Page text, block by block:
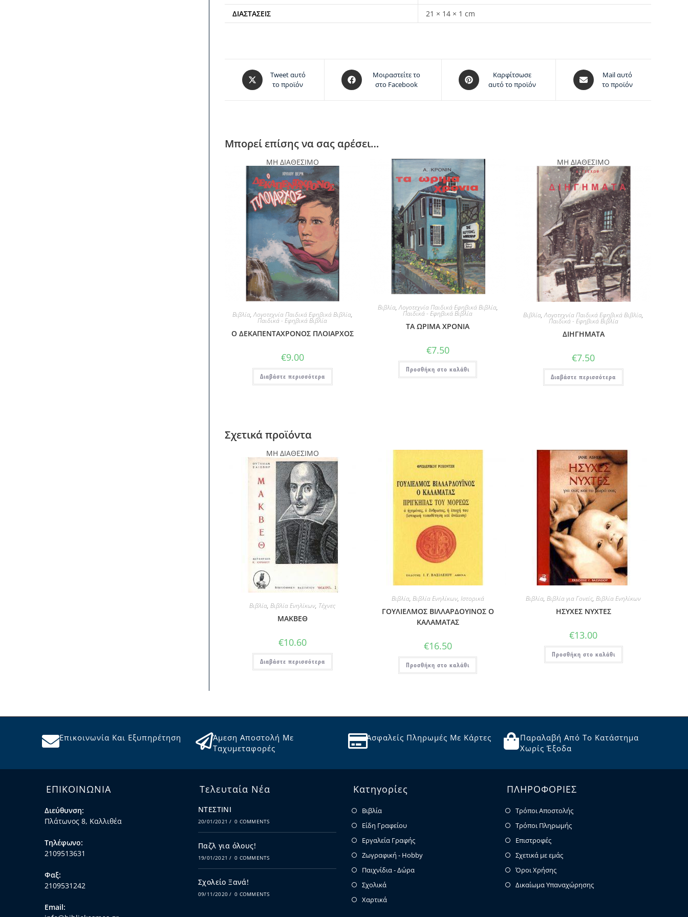
ΔΙΑΣΤΆΣΕΙΣ
21 × 14 × 1 cm
Tweet αυτό
το προϊόν
Μοιραστείτε το
στο Facebook
Καρφίτσωσε
αυτό το προϊόν
Mail αυτό
το προϊόν
Μπορεί επίσης να σας αρέσει…
ΜΗ ΔΙΑΘΕΣΙΜΟ
Βιβλία,Λογοτεχνία Παιδικά Εφηβικά Βιβλία,
Παιδικά - Εφηβικά Βιβλία
Ο ΔΕΚΑΠΕΝΤΑΧΡΟΝΟΣ ΠΛΟΙΑΡΧΟΣ
€9.00
Διαβάστε περισσότερα
Βιβλία,Λογοτεχνία Παιδικά Εφηβικά Βιβλία,
Παιδικά - Εφηβικά Βιβλία
ΤΑ ΩΡΙΜΑ ΧΡΟΝΙΑ
€7.50
Προσθήκη στο καλάθι
ΜΗ ΔΙΑΘΕΣΙΜΟ
Βιβλία,Λογοτεχνία Παιδικά Εφηβικά Βιβλία,
Παιδικά - Εφηβικά Βιβλία
ΔΙΗΓΗΜΑΤΑ
€7.50
Διαβάστε περισσότερα
Σχετικά προϊόντα
ΜΗ ΔΙΑΘΕΣΙΜΟ
Βιβλία,Βιβλία Ενηλίκων, Τέχνες
ΜΑΚΒΕΘ
€10.60
Διαβάστε περισσότερα
Βιβλία, Βιβλία Ενηλίκων, Ιστορικά
ΓΟΥΛΙΕΛΜΟΣ ΒΙΛΛΑΡΔΟΥΙΝΟΣ Ο
ΚΑΛΑΜΑΤΑΣ
€16.50
Προσθήκη στο καλάθι
Βιβλία,Βιβλία για Γονείς,Βιβλία Ενηλίκων
ΗΣΥΧΕΣ ΝΥΧΤΕΣ
€13.00
Προσθήκη στο καλάθι
Επικοινωνία Και Εξυπηρέτηση
Άμεση Αποστολή Με
Ταχυμεταφορές
Ασφαλείς Πληρωμές Με Κάρτες
Παραλαβή Από Το Κατάστημα
Χωρίς Έξοδα
ΕΠΙΚΟΙΝΩΝΙΑ
Διεύθυνση:
Πλάτωνος 8, Καλλιθέα
Τηλέφωνο:
2109513631
Φαξ:
2109531242
Email:
Τελευταία Νέα
ΝΤΕΣΤΙΝΙ
20/01/2021 / 0 COMMENTS
Παζλ για όλους!
19/01/2021 / 0 COMMENTS
Σχολείο Ξανά!
09/11/2020 / 0 COMMENTS
Κατηγορίες
Βιβλία
Είδη Γραφείου
Εργαλεία Γραφής
Ζωγραφική - Hobby
Παιχνίδια - Δώρα
Σχολικά
Χαρτικά
ΠΛΗΡΟΦΟΡΙΕΣ
Τρόποι Αποστολής
Τρόποι Πληρωμής
Επιστροφές
Σχετικά με εμάς
Όροι Χρήσης
Δικαίωμα Υπαναχώρησης